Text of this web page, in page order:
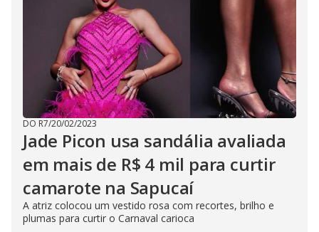
DO R7/20/02/2023
Jade Picon usa sandália avaliada
em mais de R$ 4 mil para curtir
camarote na Sapucaí
A atriz colocou um vestido rosa com recortes, brilho e
plumas para curtir o Carnaval carioca